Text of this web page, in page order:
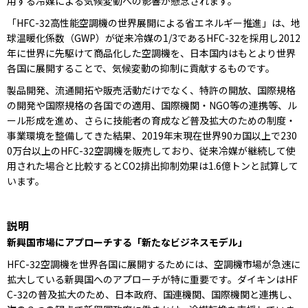
「HFC-32高性能空調機の世界展開による省エネルギー推進」は、地
球温暖化係数（GWP）が従来冷媒の1/3であるHFC-32を採用し2012
年に世界に先駆けて商品化した空調機を、日本国内はもとより世界
各国に展開することで、気候変動の抑制に貢献するものです。
製品開発、流通開拓や販売活動だけでなく、特許の開放、国際規格
の開発や国際規格の各国での適用、国際機関・NGO等の連携等、ル
ール形成を進め、さらに技能者の育成など普及拡大のための制度・
事業環境を整備してきた結果、2019年末現在世界90カ国以上で230
0万台以上のHFC-32空調機を販売しており、従来冷媒が継続して使
用された場合と比較するとCO2排出抑制効果は1.6億トンと試算して
います。
説明
新興国市場にアプローチする「新たなビジネスモデル」
HFC-32空調機を世界各国に展開するためには、空調機市場が急速に
拡大している新興国へのアプローチが特に重要です。ダイキンはHF
C-32の普及拡大のため、日本政府、国連機関、国際機関と連携し、